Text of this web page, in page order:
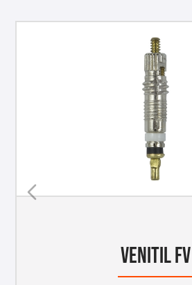
VENITIL FV